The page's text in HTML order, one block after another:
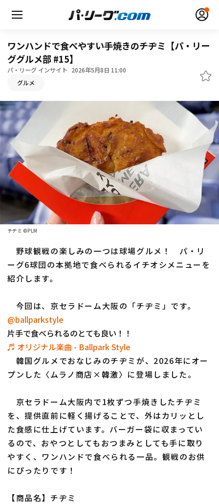
無料アカウント登録
HOME
日程・結果
順位表･成績
1軍公式戦
ファーム東地区
ファーム中地区
ファーム西地区
選手名鑑
北海道日本ハムファイターズ
東北楽天ゴールデンイーグルス
埼玉西武ライオンズ
千葉ロッテマリーンズ
オリックス・バファローズ
福岡ソフトバンクホークス
設定
ワンハンドで食べやすい手焼きのチヂミ【パ・リー
ググルメ部 #15】
パ・リーグ インサイト 2026年5月8日 11:00
グルメ
チヂミ ©PLM
野球観戦の楽しみの一つは球場グルメ！ パ・リ
ーグ6球団の本拠地で食べられるイチオシメニューを
紹介します。
今回は、京セラドーム大阪の「チヂミ」です。
@ballparkstyle
片手で食べられるのとても良い！！
♬ オリジナル楽曲 - Ballpark Style
韓国グルメでおなじみのチヂミが、2026年にオー
プンした〈ムラノ商店×韓激〉に登場しました。
京セラドーム大阪内で1枚ずつ手焼きしたチヂミ
を、提供直前に軽く揚げることで、外はカリッとし
た食感に仕上げています。バーガー袋に収まってい
るので、おやつとしてもおつまみとしても手に取り
やすく、ワンハンドで食べられる一品。観戦のお供
にぴったりです！
【商品名】チヂミ